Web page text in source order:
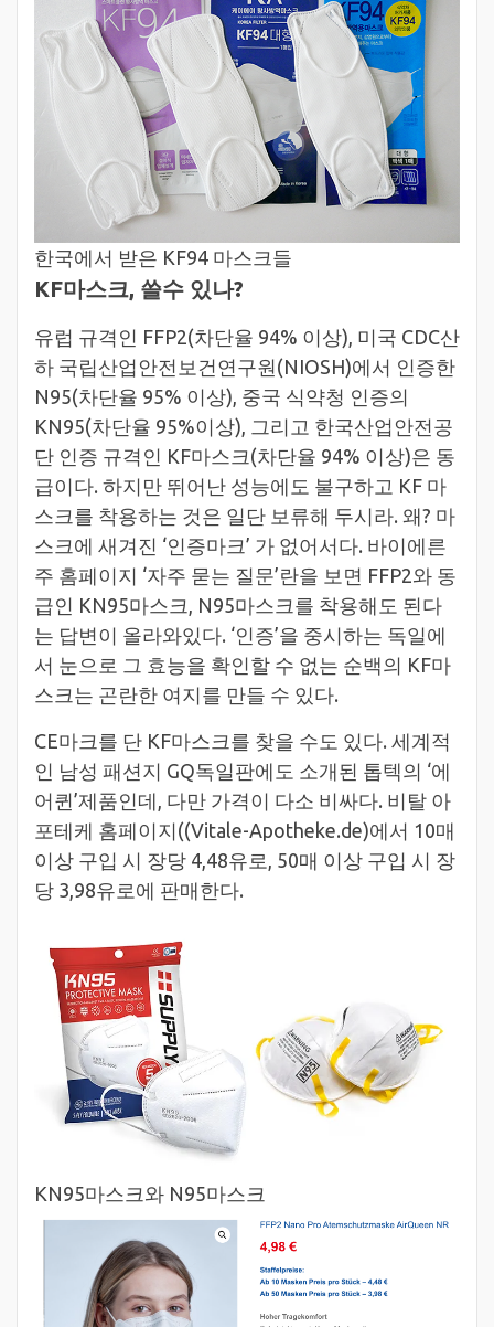
한국에서 받은 KF94 마스크들
KF마스크, 쓸수 있나?
유럽 규격인 FFP2(차단율 94% 이상), 미국 CDC산
하 국립산업안전보건연구원(NIOSH)에서 인증한
N95(차단율 95% 이상), 중국 식약청 인증의
KN95(차단율 95%이상), 그리고 한국산업안전공
단 인증 규격인 KF마스크(차단율 94% 이상)은 동
급이다. 하지만 뛰어난 성능에도 불구하고 KF 마
스크를 착용하는 것은 일단 보류해 두시라. 왜? 마
스크에 새겨진 ‘인증마크’ 가 없어서다. 바이에른
주 홈페이지 ‘자주 묻는 질문’란을 보면 FFP2와 동
급인 KN95마스크, N95마스크를 착용해도 된다
는 답변이 올라와있다. ‘인증’을 중시하는 독일에
서 눈으로 그 효능을 확인할 수 없는 순백의 KF마
스크는 곤란한 여지를 만들 수 있다.
CE마크를 단 KF마스크를 찾을 수도 있다. 세계적
인 남성 패션지 GQ독일판에도 소개된 톱텍의 ‘에
어퀸’제품인데, 다만 가격이 다소 비싸다. 비탈 아
포테케 홈페이지((Vitale-Apotheke.de)에서 10매
이상 구입 시 장당 4,48유로, 50매 이상 구입 시 장
당 3,98유로에 판매한다.
KN95마스크와 N95마스크